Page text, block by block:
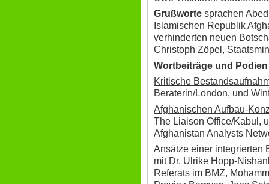
Grußworte sprachen
Islamischen Republik
verhinderten neuen
Christoph Zöpel,
Wortbeiträge und
Kritische
Beraterin/London, und
Afghanischen Aufbau-
The Liaison Office/Kabul,
Afghanistan Analysts
Ansätze einer integrierten
mit Dr. Ulrike Hopp-
Referats im BMZ,